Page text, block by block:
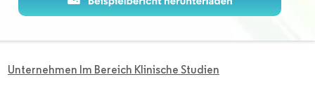
Unternehmen Im Bereich Klinische Studien